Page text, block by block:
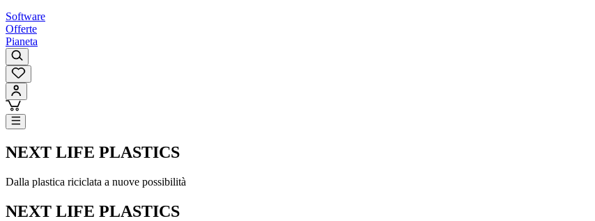
Software
Offerte
Pianeta
NEXT LIFE PLASTICS
Dalla plastica riciclata a nuove possibilità
NEXT LIFE PLASTICS